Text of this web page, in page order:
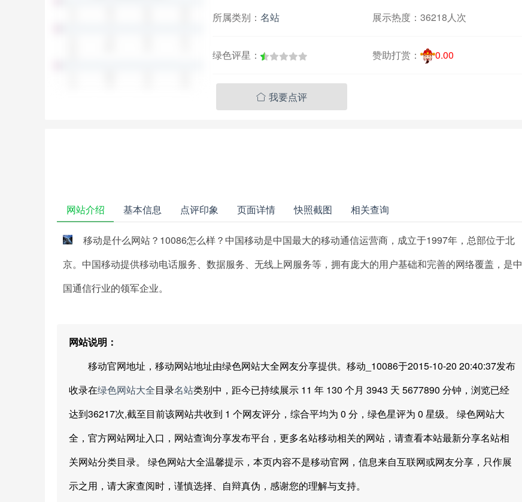
所属类别： 名站 展示热度： 36218人次
绿色评星： 赞助打赏： 0.00
 我要点评
网站介绍 基本信息 点评印象 页面详情 快照截图 相关查询
移动是什么网站？10086怎么样？中国移动是中国最大的移动通信运营商，成立于1997年，总部位于北
京。中国移动提供移动电话服务、数据服务、无线上网服务等，拥有庞大的用户基础和完善的网络覆盖，是中
国通信行业的领军企业。
网站说明：
移动官网地址，移动网站地址由绿色网站大全网友分享提供。移动_10086于2015-10-20 20:40:37发布
收录在绿色网站大全目录名站类别中，距今已持续展示 11 年 130 个月 3943 天 5677890 分钟，浏览已经
达到36217次,截至目前该网站共收到 1 个网友评分，综合平均为 0 分，绿色星评为 0 星级。 绿色网站大
全，官方网站网址入口，网站查询分享发布平台，更多名站移动相关的网站，请查看本站最新分享名站相
关网站分类目录。 绿色网站大全温馨提示，本页内容不是移动官网，信息来自互联网或网友分享，只作展
示之用，请大家查阅时，谨慎选择、自辩真伪，感谢您的理解与支持。